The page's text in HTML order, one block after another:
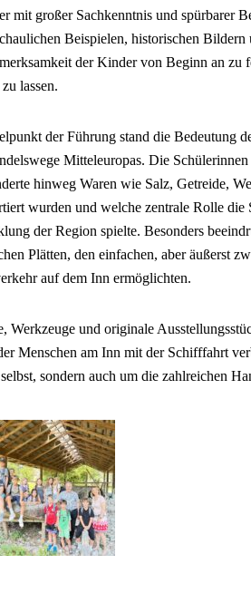
mit großer Sachkenntnis und spürbarer
Beispielen, historischen Bildern
der Kinder von Beginn an zu
lassen.
der Führung stand die Bedeutung
Mitteleuropas. Die
hinweg Waren wie Salz, Getreide,
wurden und welche zentrale Rolle
der Region spielte. Besonders
Plätten, den einfachen, aber äußerst
auf dem Inn ermöglichten.
Werkzeuge und originale
Menschen am Inn mit der Schifffahrt
sondern auch um die zahlreichen